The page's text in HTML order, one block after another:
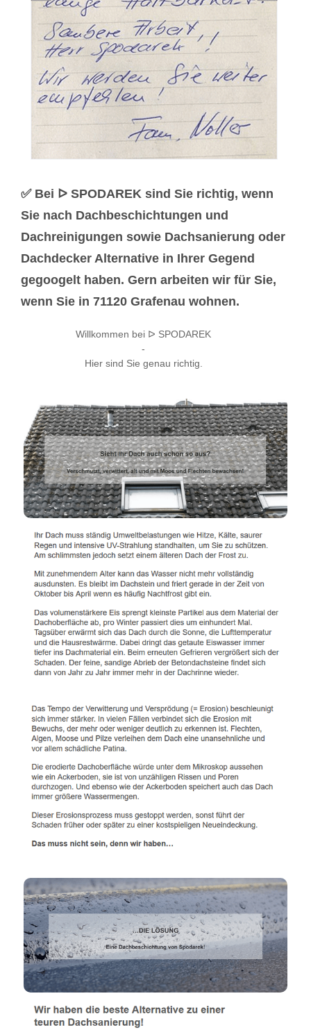
✅ Bei ᐅ SPODAREK sind Sie richtig, wenn
Sie nach Dachbeschichtungen und
Dachreinigungen sowie Dachsanierung oder
Dachdecker Alternative in Ihrer Gegend
gegoogelt haben. Gern arbeiten wir für Sie,
wenn Sie in 71120 Grafenau wohnen.
Willkommen bei ᐅ SPODAREK
-
Hier sind Sie genau richtig.